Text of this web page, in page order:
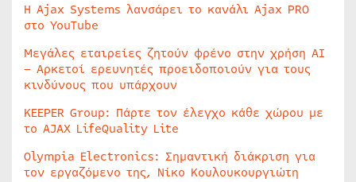
Η Ajax Systems λανσάρει το κανάλι Ajax PRO
στο YouTube
Μεγάλες εταιρείες ζητούν φρένο στην χρήση AI
– Αρκετοί ερευνητές προειδοποιούν για τους
κινδύνους που υπάρχουν
KEEPER Group: Πάρτε τον έλεγχο κάθε χώρου με
το AJAX LifeQuality Lite
Olympia Electronics: Σημαντική διάκριση για
τον εργαζόμενο της, Νίκο Κουλουκουργιώτη